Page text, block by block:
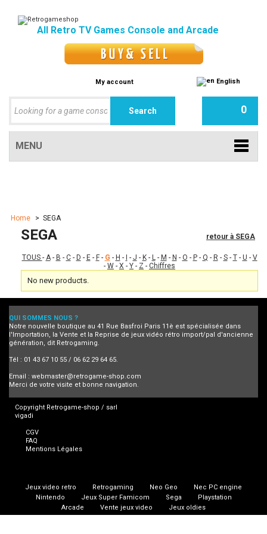
All Retro TV Games Console and Arcade
My account English
0
MENU
Home > SEGA
retour à SEGA
SEGA
TOUS - A- B - C- D - E- F- G - H - - J - K- L- M - N - O - P- Q - R - S- T- U - V
- W - X - Y - Z - Chiffres
No new products.
QUI SOMMES NOUS ?
Notre nouvelle boutique au 41 Rue Basfroi Paris 11è est spécialisée dans
l'Importation, la Vente et la Reprise de jeux vidéo rétro import/pal d'ancienne
génération, dit Retrogaming.
Tél : 01 43 67 10 55 / 06 62 29 64 65.
Email : webmaster@retrogame-shop.com
Merci de votre visite et bonne navigation.
Copyright Retrogame-shop / sarl
vigadi
CGV
FAQ
Mentions Légales
Jeux video retro Retrogaming Neo Geo
Nec PC engine
Nintendo
Jeux Super Famicom Sega
Playstation
Arcade
Vente jeux video Jeux oldies